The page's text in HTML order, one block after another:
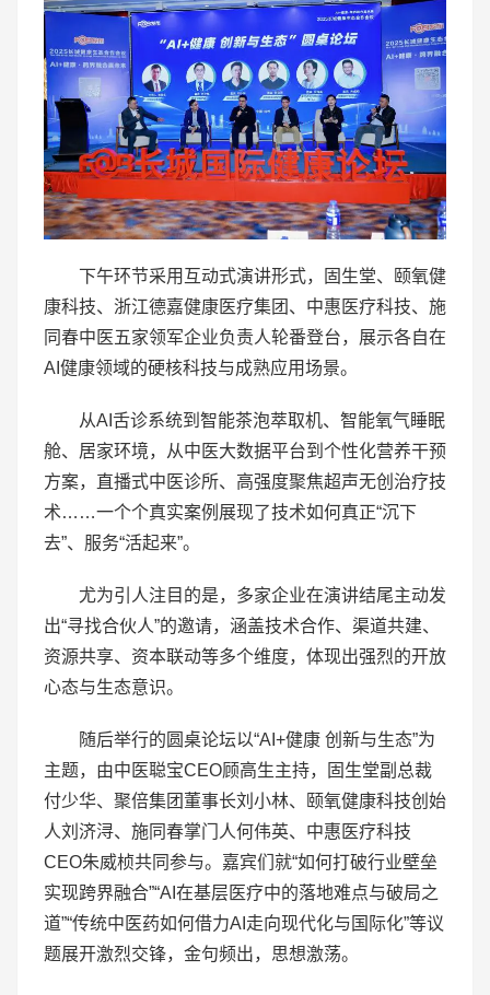
下午环节采用互动式演讲形式，固生堂、颐氧健
康科技、浙江德嘉健康医疗集团、中惠医疗科技、施
同春中医五家领军企业负责人轮番登台，展示各自在
AI健康领域的硬核科技与成熟应用场景。
从AI舌诊系统到智能茶泡萃取机、智能氧气睡眠
舱、居家环境，从中医大数据平台到个性化营养干预
方案，直播式中医诊所、高强度聚焦超声无创治疗技
术……一个个真实案例展现了技术如何真正“沉下
去”、服务“活起来”。
尤为引人注目的是，多家企业在演讲结尾主动发
出“寻找合伙人”的邀请，涵盖技术合作、渠道共建、
资源共享、资本联动等多个维度，体现出强烈的开放
心态与生态意识。
随后举行的圆桌论坛以“AI+健康 创新与生态”为
主题，由中医聪宝CEO顾高生主持，固生堂副总裁
付少华、聚倍集团董事长刘小林、颐氧健康科技创始
人刘济浔、施同春掌门人何伟英、中惠医疗科技
CEO朱威桢共同参与。嘉宾们就“如何打破行业壁垒
实现跨界融合”“AI在基层医疗中的落地难点与破局之
道”“传统中医药如何借力AI走向现代化与国际化”等议
题展开激烈交锋，金句频出，思想激荡。